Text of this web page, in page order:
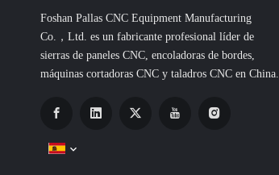
Foshan Pallas CNC Equipment Manufacturing
Co.，Ltd. es un fabricante profesional líder de
sierras de paneles CNC, encoladoras de bordes,
máquinas cortadoras CNC y taladros CNC en China.